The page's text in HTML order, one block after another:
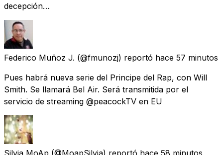
decepción…
Federico Muñoz J. (@fmunozj) reportó hace 57 minutos
Pues habrá nueva serie del Principe del Rap, con Will
Smith. Se llamará Bel Air. Será transmitida por el
servicio de streaming @peacockTV en EU
Silvia MoAp (@MoapSilvia) reportó hace 58 minutos